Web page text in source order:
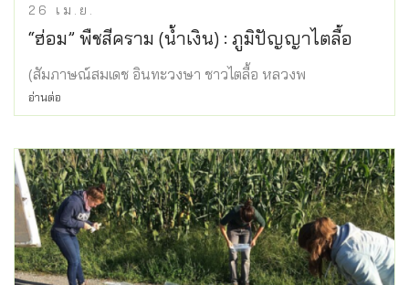
26 เม.ย.
“ฮ่อม” พืชสีคราม (น้ำเงิน) : ภูมิปัญญาไตลื้อ
(สัมภาษณ์สมเดช อินทะวงษา ชาวไตลื้อ หลวงพ
อ่านต่อ